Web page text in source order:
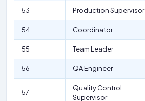
53 Production Supervisor
54 Coordinator
55 Team Leader
56 QA Engineer
57
Quality Control
Supervisor